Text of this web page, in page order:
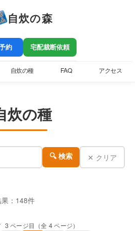
自炊の森
約 宅配裁断依頼
自炊の種 FAQ アクセス
炊の種
🔍 検索 ✕ クリア
果：148件
ページ目（全 4 ページ）